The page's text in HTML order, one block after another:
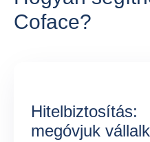
Coface?
Hitelbiztosítás:
megóvjuk